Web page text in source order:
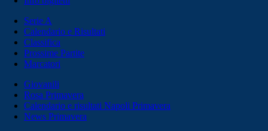
Serie A
Calendario e Risultati
Classifica
Prossime Partite
Marcatori
Giovanili
Rosa Primavera
Calendario e risultati Napoli Primavera
News Primavera